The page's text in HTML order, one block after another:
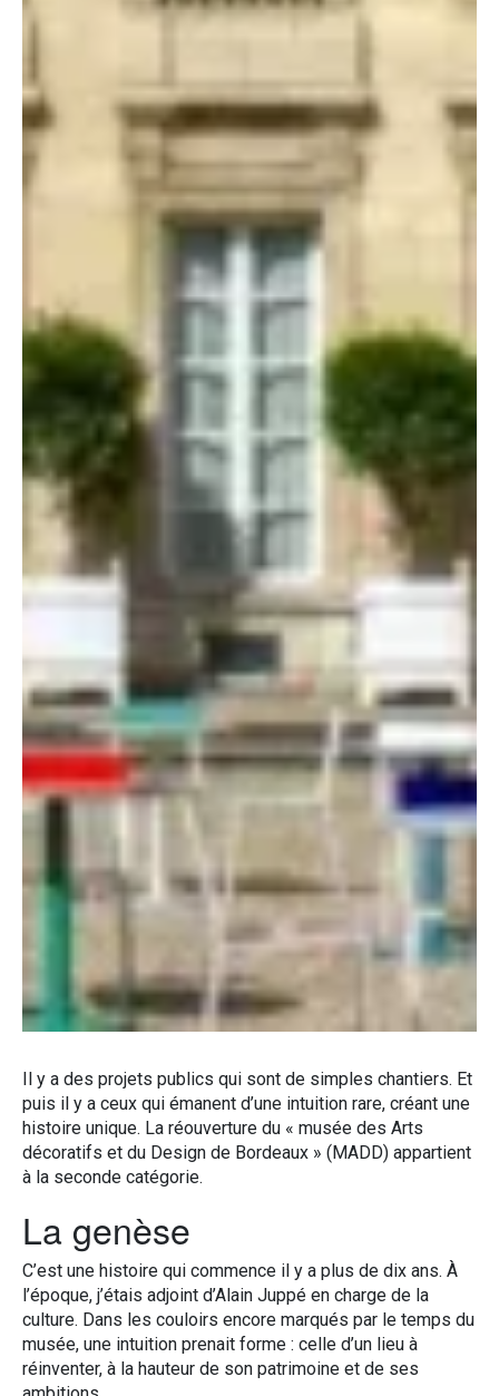
Il y a des projets publics qui sont de simples chantiers. Et
puis il y a ceux qui émanent d’une intuition rare, créant une
histoire unique. La réouverture du « musée des Arts
décoratifs et du Design de Bordeaux » (MADD) appartient
à la seconde catégorie.
La genèse
C’est une histoire qui commence il y a plus de dix ans. À
l’époque, j’étais adjoint d’Alain Juppé en charge de la
culture. Dans les couloirs encore marqués par le temps du
musée, une intuition prenait forme : celle d’un lieu à
réinventer, à la hauteur de son patrimoine et de ses